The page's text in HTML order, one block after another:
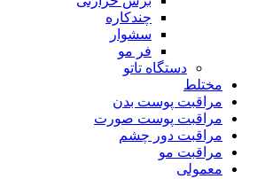
چندکاره
سشوار
فر مو
دستگاه تاتو
مختلط
مراقبت پوست بدن
مراقبت پوست صورت
مراقبت دور چشم
مراقبت مو
معمولی